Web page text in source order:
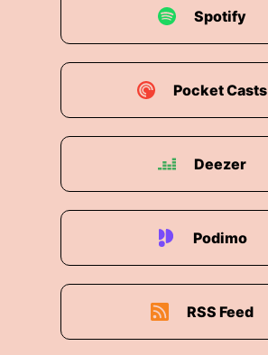
Spotify
Pocket Casts
Deezer
Podimo
RSS Feed